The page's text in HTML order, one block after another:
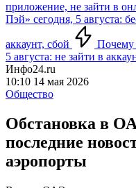
приложение, не зайти в
Пэй» сегодня, 5 августа:
аккаунт, сбой
Почему
5 августа: не зайти в
Инфо24.ru
10:10 14 мая 2026
Общество
Обстановка в
последние
аэропорты